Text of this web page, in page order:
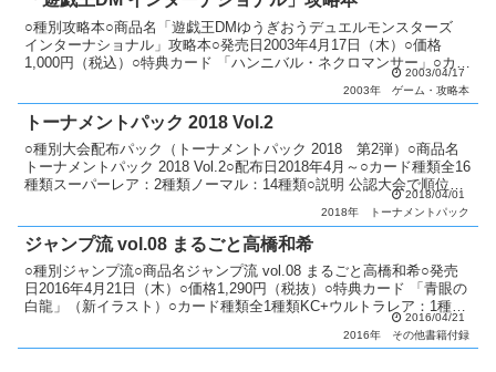
○種別攻略本○商品名「遊戯王DMゆうぎおうデュエルモンスターズ
インターナショナル」攻略本○発売日2003年4月17日（木）○価格
1,000円（税込）○特典カード 「ハンニバル・ネクロマンサー」○カー
2003/04/17
2003年
ゲーム・攻略本
トーナメントパック 2018 Vol.2
○種別大会配布パック（トーナメントパック 2018 第2弾）○商品名
トーナメントパック 2018 Vol.2○配布日2018年4月～○カード種類全16
種類スーパーレア：2種類ノーマル：14種類○説明 公認大会で順位に
2018/04/01
2018年
トーナメントパック
ジャンプ流 vol.08 まるごと高橋和希
○種別ジャンプ流○商品名ジャンプ流 vol.08 まるごと高橋和希○発売
日2016年4月21日（木）○価格1,290円（税抜）○特典カード 「青眼の
白龍」（新イラスト）○カード種類全1種類KC+ウルトラレア：1種類
2016/04/21
2016年
その他書籍付録